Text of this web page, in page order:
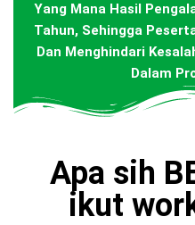
Yang Mana Hasil
Tahun, Sehingga
Dan Menghindari
Dalam
Apa sih
ikut